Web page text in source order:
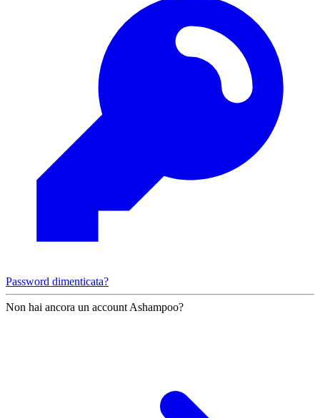
Password dimenticata?
Non hai ancora un account Ashampoo?